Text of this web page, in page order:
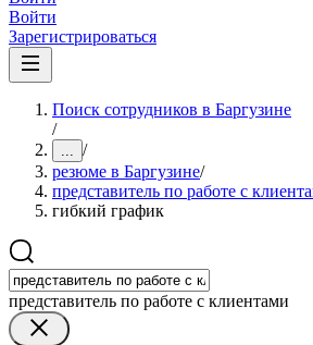
Войти
Зарегистрироваться
Поиск сотрудников в Баргузине
/
... /
резюме в Баргузине/
представитель по работе с
гибкий график
представитель по работе с клиентами